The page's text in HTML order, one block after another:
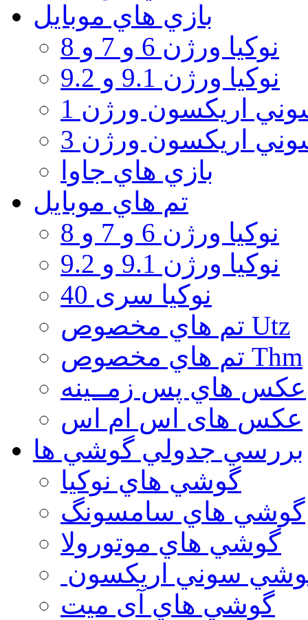
بازي هاي موبايل
نوكيا ورژن 6 و 7 و 8
نوكيا ورژن 9.1 و 9.2
اريكسون ورژن 1
اريكسون ورژن 3
بازي هاي جاوا
تم هاي موبايل
نوكيا ورژن 6 و 7 و 8
نوكيا ورژن 9.1 و 9.2
نوکیا سری 40
تم هاي مخصوص Utz
تم هاي مخصوص Thm
عكس هاي پس زمــينه
عكس های اس ام اس
بررسي جدولي گوشي ها
گوشي هاي نوكيا
گوشي هاي سامسونگ
گوشي هاي موتورولا
سوني اريكسون
گوشي هاي آی میت